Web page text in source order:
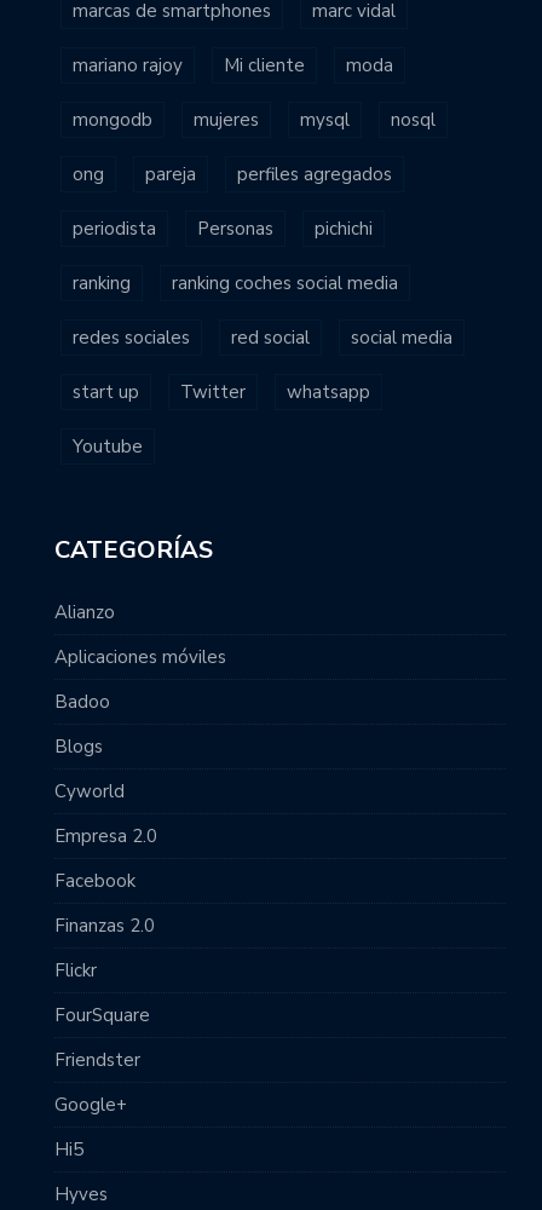
marcas de smartphones marc vidal
mariano rajoy Mi cliente moda
mongodb mujeres mysql nosql
ong pareja perfiles agregados
periodista Personas pichichi
ranking ranking coches social media
redes sociales red social social media
start up Twitter whatsapp
Youtube
CATEGORÍAS
Alianzo
Aplicaciones móviles
Badoo
Blogs
Cyworld
Empresa 2.0
Facebook
Finanzas 2.0
Flickr
FourSquare
Friendster
Google+
Hi5
Hyves